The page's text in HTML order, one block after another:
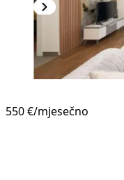
550 €/mjesečno